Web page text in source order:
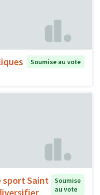
Soumise au vote
sport Saint
Soumise
au vote